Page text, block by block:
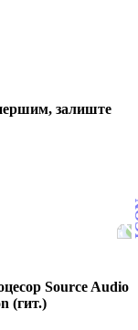
залиште
Source Audio
(гит.)